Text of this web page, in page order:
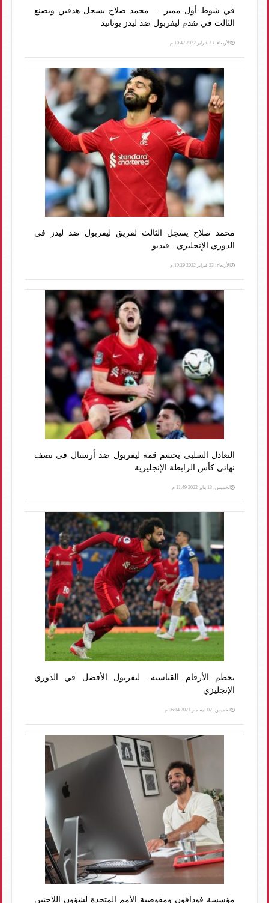
في شوط أول مميز ... محمد صلاح يسجل هدفين ويصنع
الثالث في تقدم ليفربول ضد ليدز يوناتيد
الأربعاء، 23 فبراير 2022 10:42 م
محمد صلاح يسجل الثالث لفريق ليفربول ضد ليدز في
الدوري الإنجليزي.. فيديو
الأربعاء، 23 فبراير 2022 10:29 م
التعادل السلبى يحسم قمة ليفربول ضد أرسنال فى نصف
نهائى كأس الرابطة الإنجليزية
الخميس، 13 يناير 2022 11:49 م
يحطم الأرقام القياسية.. ليفربول الأفضل في الدوري
الإنجليزي
الخميس، 02 ديسمبر 2021 06:14 م
مؤسسة فودافون ومفوضية الأمم المتحدة لشؤون اللاجئين